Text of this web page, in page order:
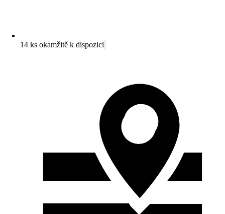
14 ks okamžitě k dispozici